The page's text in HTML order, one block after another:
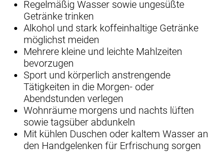
Regelmäßig Wasser sowie ungesüßte
Getränke trinken
Alkohol und stark koffeinhaltige Getränke
möglichst meiden
Mehrere kleine und leichte Mahlzeiten
bevorzugen
Sport und körperlich anstrengende
Tätigkeiten in die Morgen- oder
Abendstunden verlegen
Wohnräume morgens und nachts lüften
sowie tagsüber abdunkeln
Mit kühlen Duschen oder kaltem Wasser an
den Handgelenken für Erfrischung sorgen